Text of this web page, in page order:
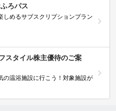
ろパス
しめるサブスクリプションプラン
スタイル株主優待のご案
の温浴施設に行こう！対象施設が